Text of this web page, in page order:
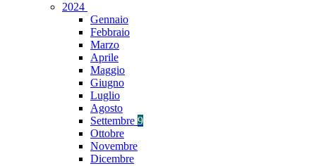
2024
Gennaio
Febbraio
Marzo
Aprile
Maggio
Giugno
Luglio
Agosto
Settembre 9
Ottobre
Novembre
Dicembre